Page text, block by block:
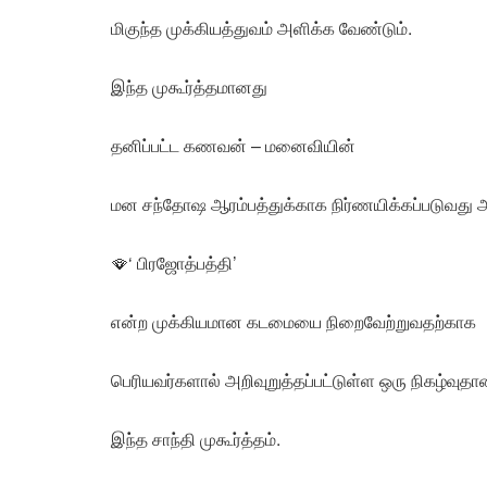
மிகுந்த முக்கியத்துவம் அளிக்க வேண்டும்.
இந்த முகூர்த்தமானது
தனிப்பட்ட கணவன் – மனைவியின்
மன சந்தோஷ ஆரம்பத்துக்காக நிர்ணயிக்கப்படுவது
🪭‘ பிரஜோத்பத்தி’
என்ற முக்கியமான கடமையை நிறைவேற்றுவதற்காக
பெரியவர்களால் அறிவுறுத்தப்பட்டுள்ள ஒரு
இந்த சாந்தி முகூர்த்தம்.